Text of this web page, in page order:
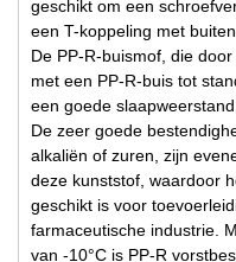
geschikt om een
een T-koppeling met
De PP-R-buismof, die
met een PP-R-buis tot
een goede
De zeer goede
alkaliën of zuren, zijn
deze kunststof, waardoor
geschikt is voor
farmaceutische industrie.
van -10°C is PP-R